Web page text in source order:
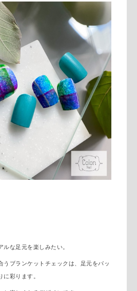
な足元を楽しみたい。
うブランケットチェックは、足元をパッ
に彩ります。